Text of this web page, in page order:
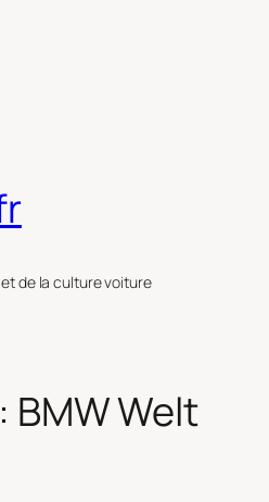
de la culture voiture
BMW Welt